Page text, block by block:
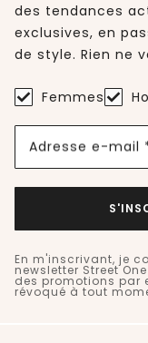
des tendances
exclusives, en
de style. Rien ne
Femmes
Adresse e-mail
En m'inscrivant, je
newsletter Street
des promotions par
révoqué à tout